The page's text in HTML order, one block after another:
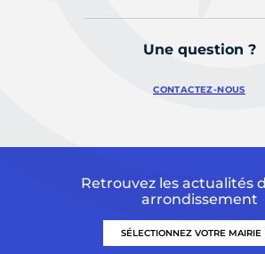
Une question ?
CONTACTEZ-NOUS
Retrouvez les actualités
arrondissement